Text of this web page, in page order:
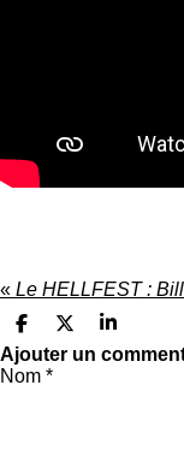
« Le HELLFEST :
P
a
r
t
P
a
P
a
Ajouter un
Nom *